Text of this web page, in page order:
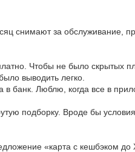
снимают за обслуживание,
Чтобы не было скрытых
выводить легко.
банк. Люблю, когда все в
подборку. Вроде бы условия
«карта с кешбэком